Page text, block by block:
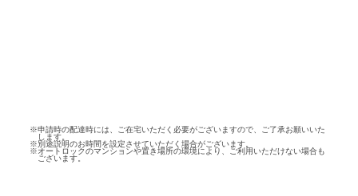
※申請時の配達時には、ご在宅いただく必要がございますので、ご了承お願いいた
します。
※別途説明のお時間を設定させていただく場合がございます。
※オートロックのマンションや置き場所の環境により、ご利用いただけない場合も
ございます。